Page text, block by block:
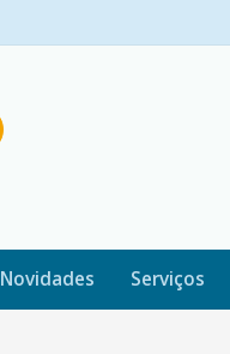
Novidades Serviços